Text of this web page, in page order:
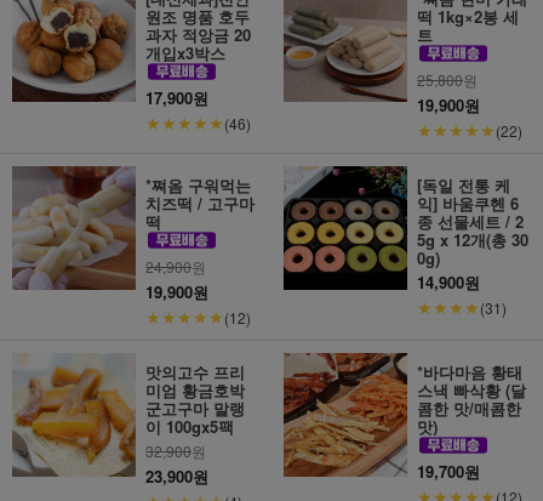
원조 명품 호두
과자 적앙금 20
개입x3박스
17,900원
★★★★★(46)
떡 1kg×2봉 세
트
25,800원
19,900원
★★★★★(22)
*쪄옴 구워먹는
치즈떡 / 고구마
떡
24,900원
19,900원
★★★★★(12)
[독일 전통 케
익] 바움쿠헨 6
종 선물세트 / 2
5g x 12개(총 30
0g)
14,900원
★★★★(31)
맛의고수 프리
미엄 황금호박
군고구마 말랭
이 100gx5팩
32,900원
23,900원
*바다마음 황태
스낵 빠삭황 (달
콤한 맛/매콤한
맛)
19,700원
★★★★★(12)